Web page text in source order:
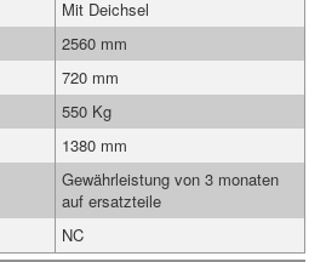
Mit Deichsel
2560 mm
720 mm
550 Kg
1380 mm
Gewährleistung von 3 monaten
auf ersatzteile
NC